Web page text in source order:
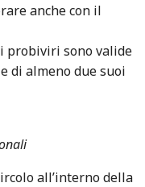
anche con il
probiviri sono valide
di almeno due suoi
all’interno della